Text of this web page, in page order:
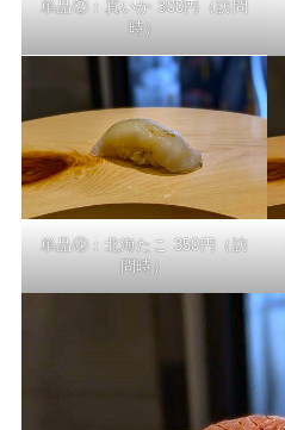
単品②：真いか 300円（訪問
時）
単品④：北海たこ 350円（訪
問時）